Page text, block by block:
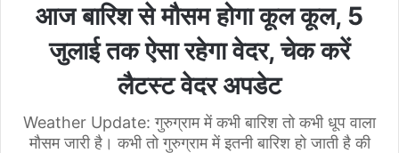
आज बारिश से मौसम होगा कूल कूल, 5
जुलाई तक ऐसा रहेगा वेदर, चेक करें
लैटस्ट वेदर अपडेट
Weather Update: गुरुग्राम में कभी बारिश तो कभी धूप वाला
मौसम जारी है। कभी तो गुरुग्राम में इतनी बारिश हो जाती है की